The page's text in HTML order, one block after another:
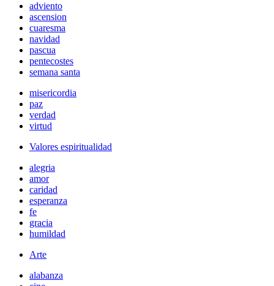
adviento
ascension
cuaresma
navidad
pascua
pentecostes
semana santa
misericordia
paz
verdad
virtud
Valores espiritualidad
alegria
amor
caridad
esperanza
fe
gracia
humildad
Arte
alabanza